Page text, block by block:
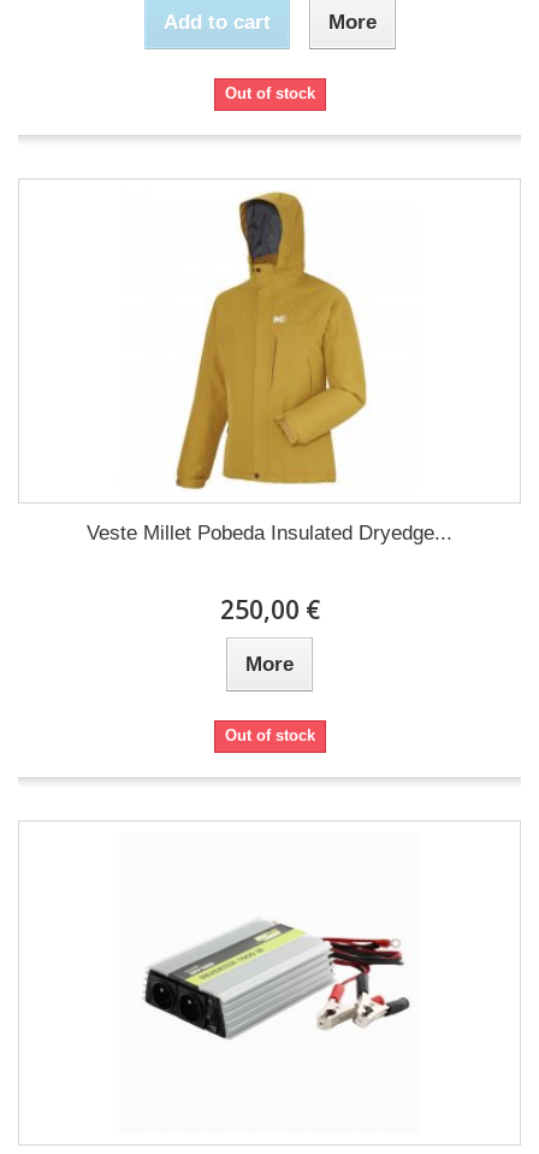
Add to cart More
Out of stock
Veste Millet Pobeda Insulated Dryedge...
250,00 €
More
Out of stock